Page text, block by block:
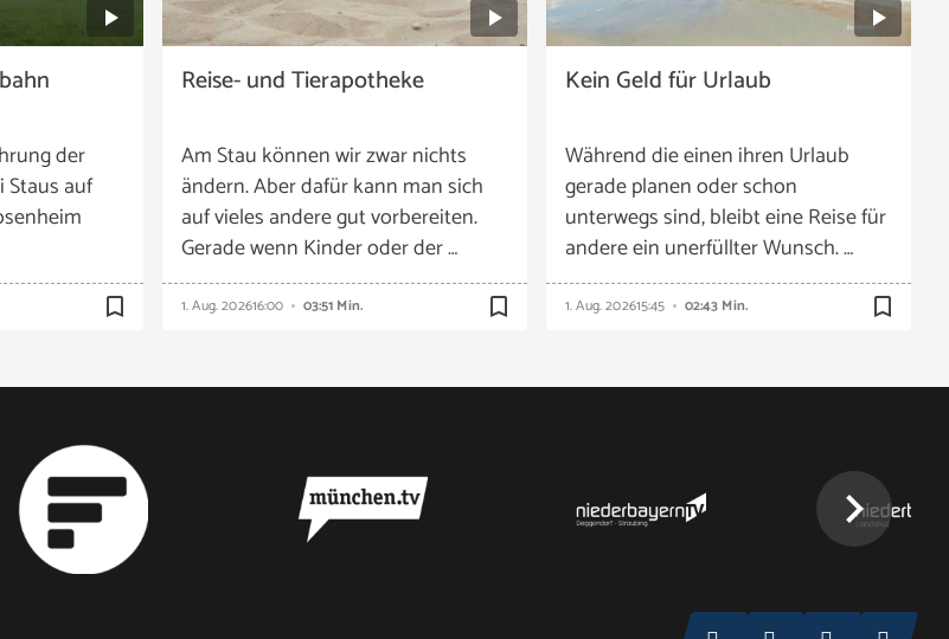
der
auf
bookmark_border
Reise- und Tierapotheke
Am Stau können wir zwar nichts
ändern. Aber dafür kann man sich
auf vieles andere gut vorbereiten.
Gerade wenn Kinder oder der …
1. Aug. 202616:00 03:51 Min. bookmark_border
Kein Geld für Urlaub
Während die einen ihren Urlaub
gerade planen oder schon
unterwegs sind, bleibt eine Reise für
andere ein unerfüllter Wunsch. …
1. Aug. 202615:45 02:43 Min. bookmark_border
chevron_right